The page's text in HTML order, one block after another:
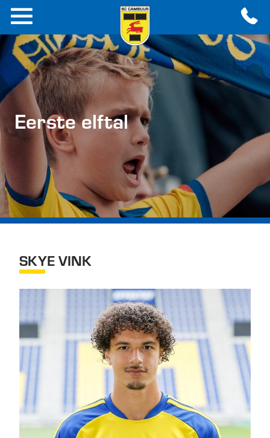
Eerste elftal
SKYE VINK